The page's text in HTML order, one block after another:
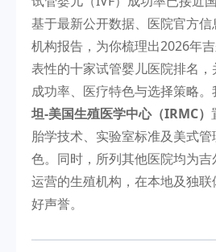
基于最新公开数据、医院官方
机构报告，为你梳理出2026年
表性的十家试管婴儿医院排名，
成功率、医疗特色与选择策略
坦-美国生殖医学中心（IRMC）
胎学技术、实验室标准及美式
色。同时，所列其他医院均为
运营的生殖机构，在本地及独
好声誉。